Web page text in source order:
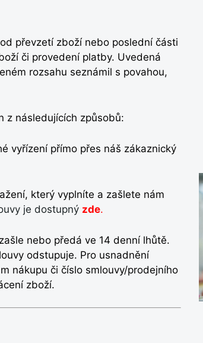
převzetí zboží nebo poslední části
či provedení platby. Uvedená
rozsahu seznámil s povahou,
z následujících způsobů:
vyřízení přímo přes náš zákaznický
který vyplníte a zašlete nám
je dostupný zde.
nebo předá ve 14 denní lhůtě.
odstupuje. Pro usnadnění
nákupu či číslo smlouvy/prodejního
zboží.